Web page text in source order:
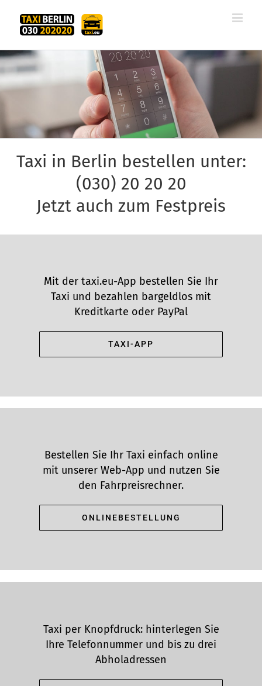
Inhalt
springen
Taxi in Berlin bestellen unter:
(030) 20 20 20
Jetzt auch zum Festpreis
Mit der taxi.eu-App bestellen Sie Ihr
Taxi und bezahlen bargeldlos mit
Kreditkarte oder PayPal
TAXI-APP
Bestellen Sie Ihr Taxi einfach online
mit unserer Web-App und nutzen Sie
den Fahrpreisrechner.
ONLINEBESTELLUNG
Taxi per Knopfdruck: hinterlegen Sie
Ihre Telefonnummer und bis zu drei
Abholadressen